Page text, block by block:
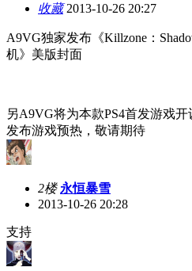
收藏2013-10-26 20:27
A9VG独家发布《Killzone：
机》美版封面
另A9VG将为本款PS4首发游戏
发布游戏预热，敬请期待
2楼 永恒暴雪
2013-10-26 20:28
支持